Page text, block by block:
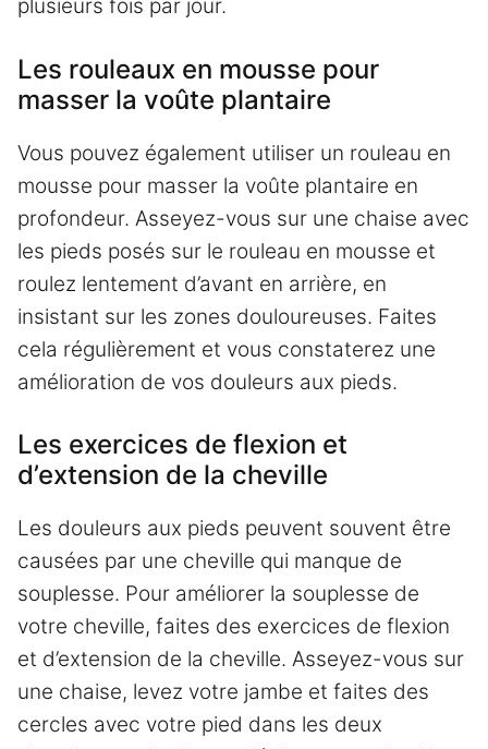
plusieurs fois par jour.
Les rouleaux en mousse pour
masser la voûte plantaire
Vous pouvez également utiliser un rouleau en
mousse pour masser la voûte plantaire en
profondeur. Asseyez-vous sur une chaise avec
les pieds posés sur le rouleau en mousse et
roulez lentement d’avant en arrière, en
insistant sur les zones douloureuses. Faites
cela régulièrement et vous constaterez une
amélioration de vos douleurs aux pieds.
Les exercices de flexion et
d’extension de la cheville
Les douleurs aux pieds peuvent souvent être
causées par une cheville qui manque de
souplesse. Pour améliorer la souplesse de
votre cheville, faites des exercices de flexion
et d’extension de la cheville. Asseyez-vous sur
une chaise, levez votre jambe et faites des
cercles avec votre pied dans les deux